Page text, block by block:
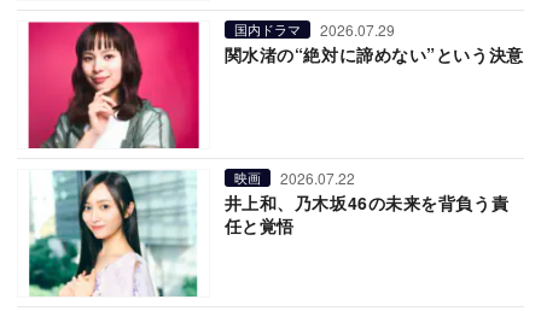
国内ドラマ 2026.07.29
関水渚の“絶対に諦めない”という決意
映画 2026.07.22
井上和、乃木坂46の未来を背負う責
任と覚悟